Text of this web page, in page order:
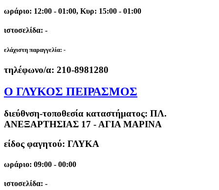
ωράριο: 12:00 - 01:00, Κυρ: 15:00 - 01:00
ιστοσελίδα: -
ελάχιστη παραγγελία: -
τηλέφωνο/α: 210-8981280
Ο ΓΛΥΚΟΣ ΠΕΙΡΑΣΜΟΣ
διεύθνση-τοποθεσία καταστήματος: ΠΛ.
ΑΝΕΞΑΡΤΗΣΙΑΣ 17 - ΑΓΙΑ ΜΑΡΙΝΑ
είδος φαγητού: ΓΛΥΚΑ
ωράριο: 09:00 - 00:00
ιστοσελίδα: -